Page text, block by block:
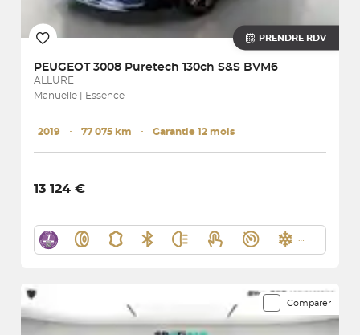
PRENDRE RDV
PEUGEOT 3008 Puretech 130ch S&S BVM6
ALLURE
Manuelle | Essence
2019 ･ 77 075 km ･ Garantie 12 mois
13 124 €
Comparer